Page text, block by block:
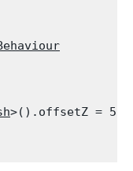
>().offsetZ = 5;